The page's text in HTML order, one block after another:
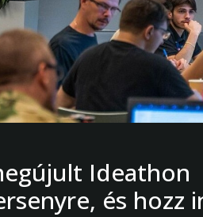
Ideathon
és hozz